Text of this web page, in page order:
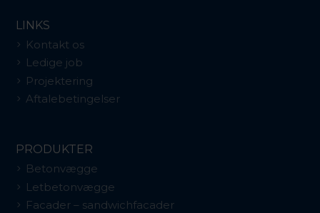
LINKS
Kontakt os
Ledige job
Projektering
Aftalebetingelser
PRODUKTER
Betonvægge
Letbetonvægge
Facader – sandwichfacader